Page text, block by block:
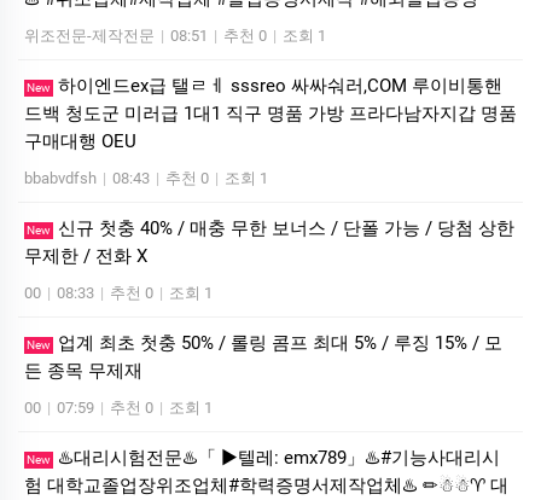
위조전문-제작전문 | 08:51 | 추천 0 | 조회 1
New 하이엔드ex급 탤ㄹㅔ sssreo 싸싸숴러,COM 루이비통핸
드백 청도군 미러급 1대1 직구 명품 가방 프라다남자지갑 명품
구매대행 OEU
bbabvdfsh | 08:43 | 추천 0 | 조회 1
New
신규 첫충 40% / 매충 무한 보너스 / 단폴 가능 / 당첨 상한
무제한 / 전화 X
00 | 08:33 | 추천 0 | 조회 1
New
업계 최초 첫충 50% / 롤링 콤프 최대 5% / 루징 15% / 모
든 종목 무제재
00 | 07:59 | 추천 0 | 조회 1
New
♨️대리시험전문♨️「 ▶텔레: emx789」♨️#기능사대리시
험 대학교졸업장위조업체#학력증명서제작업체♨️ ✏☃☃♈ 대